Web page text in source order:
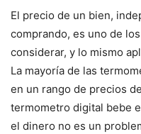
El precio de un bien,
comprando, es uno de
considerar, y lo mismo
La mayoría de las
en un rango de precios
termometro digital bebe
el dinero no es un